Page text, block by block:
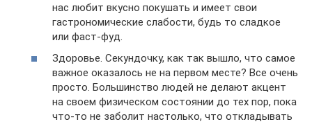
нас любит вкусно покушать и имеет свои
гастрономические слабости, будь то сладкое
или фаст-фуд.
Здоровье. Секундочку, как так вышло, что самое
важное оказалось не на первом месте? Все очень
просто. Большинство людей не делают акцент
на своем физическом состоянии до тех пор, пока
что-то не заболит настолько, что откладывать